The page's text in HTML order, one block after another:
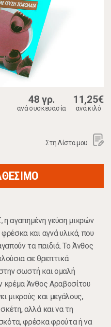
48 γρ.
ανά συσκευασία
11,25€
ανά κιλό
Στη Λίστα μου
αγαπημένη γεύση μικρών
και αγνά υλικά, που
τα παιδιά. Το Άνθος
σε θρεπτικά
σωστή και ομαλή
κρέμα Άνθος Αραβοσίτου
μικρούς και μεγάλους,
αλλά και να τη
φρέσκα φρούτα ή να